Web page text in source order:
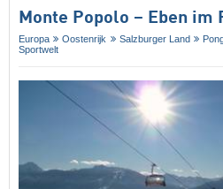
Monte Popolo – Eben im
Europa Oostenrijk Salzburger Land
Sportwelt